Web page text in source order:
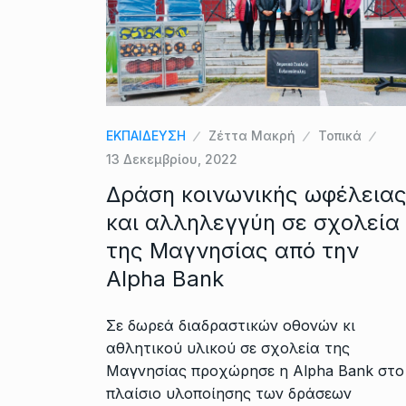
ΕΚΠΑΙΔΕΥΣΗ Ζέττα Μακρή
Τοπικά
13 Δεκεμβρίου, 2022
Δράση κοινωνικής ωφέλειας
και αλληλεγγύη σε σχολεία
της Μαγνησίας από την
Alpha Bank
Σε δωρεά διαδραστικών οθονών κι
αθλητικού υλικού σε σχολεία της
Μαγνησίας προχώρησε η Alpha Bank στο
πλαίσιο υλοποίησης των δράσεων